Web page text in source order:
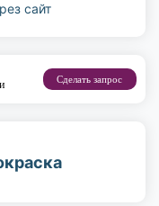
сайт
Сделать запрос